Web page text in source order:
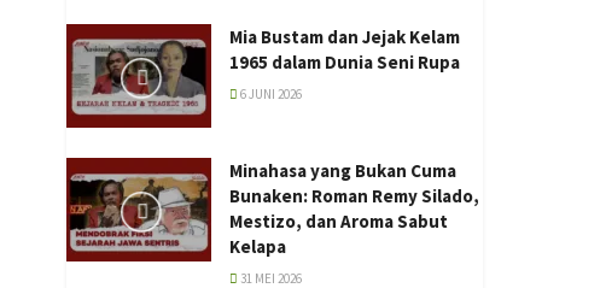
Mia Bustam dan Jejak Kelam
1965 dalam Dunia Seni Rupa
6 JUNI 2026
Minahasa yang Bukan Cuma
Bunaken: Roman Remy Silado,
Mestizo, dan Aroma Sabut
Kelapa
31 MEI 2026